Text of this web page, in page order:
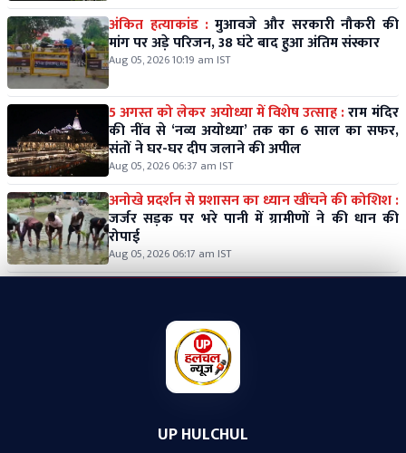
अंकित हत्याकांड : मुआवजे और सरकारी नौकरी की
मांग पर अड़े परिजन, 38 घंटे बाद हुआ अंतिम संस्कार
Aug 05, 2026 10:19 am IST
5 अगस्त को लेकर अयोध्या में विशेष उत्साह :राम मंदिर
की नींव से ‘नव्य अयोध्या’ तक का 6 साल का सफर,
संतों ने घर-घर दीप जलाने की अपील
Aug 05, 2026 06:37 am IST
अनोखे प्रदर्शन से प्रशासन का ध्यान खींचने की कोशिश :
जर्जर सड़क पर भरे पानी में ग्रामीणों ने की धान की
रोपाई
Aug 05, 2026 06:17 am IST
UP HULCHUL